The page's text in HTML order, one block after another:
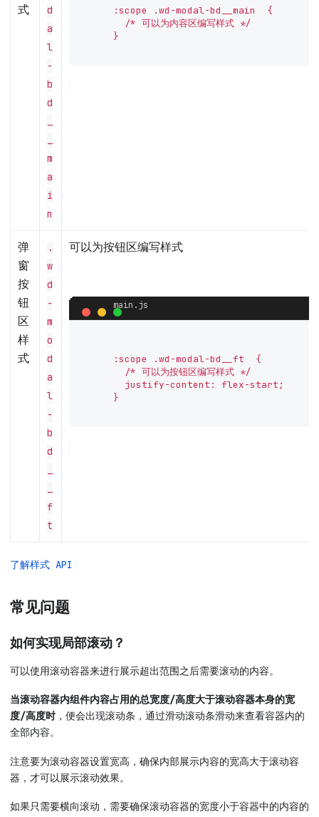
式
d
a
l
-
b
d
_
_
m
a
i
n
      :scope .wd-modal-bd__main  {
        /* 可以为内容区编写样式 */
      }
弹
窗
按
钮
区
样
式
.
w
d
-
m
o
d
a
l
-
b
d
_
_
f
t
可以为按钮区编写样式
      :scope .wd-modal-bd__ft  {
        /* 可以为按钮区编写样式 */
        justify-content: flex-start;
      }
了解样式 API
常见问题
如何实现局部滚动？
可以使用滚动容器来进行展示超出范围之后需要滚动的内容。
当滚动容器内组件内容占用的总宽度/高度大于滚动容器本身的宽
度/高度时 ，便会出现滚动条，通过滑动滚动条滑动来查看容器内的
全部内容。
注意要为滚动容器设置宽高，确保内部展示内容的宽高大于滚动容
器，才可以展示滚动效果。
如果只需要横向滚动，需要确保滚动容器的宽度小于容器中的内容的